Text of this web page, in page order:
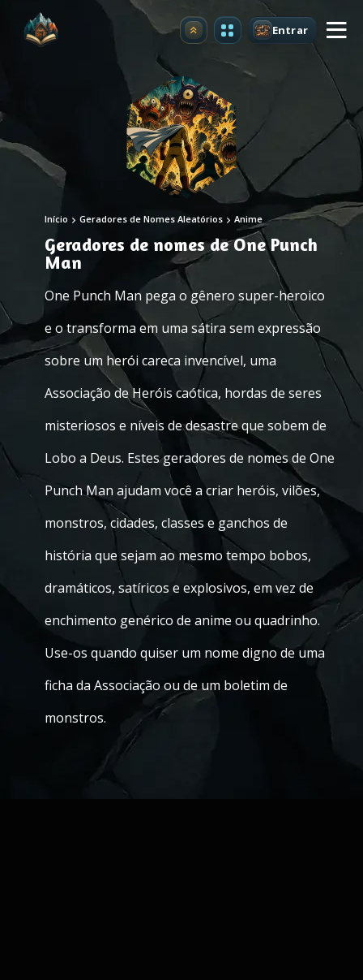
Atualizar Entrar
Início Geradores de Nomes Aleatórios Anime
Geradores de nomes de One Punch
Man
One Punch Man pega o gênero super-heroico
e o transforma em uma sátira sem expressão
sobre um herói careca invencível, uma
Associação de Heróis caótica, hordas de seres
misteriosos e níveis de desastre que sobem de
Lobo a Deus. Estes geradores de nomes de One
Punch Man ajudam você a criar heróis, vilões,
monstros, cidades, classes e ganchos de
história que sejam ao mesmo tempo bobos,
dramáticos, satíricos e explosivos, em vez de
enchimento genérico de anime ou quadrinho.
Use-os quando quiser um nome digno de uma
ficha da Associação ou de um boletim de
monstros.